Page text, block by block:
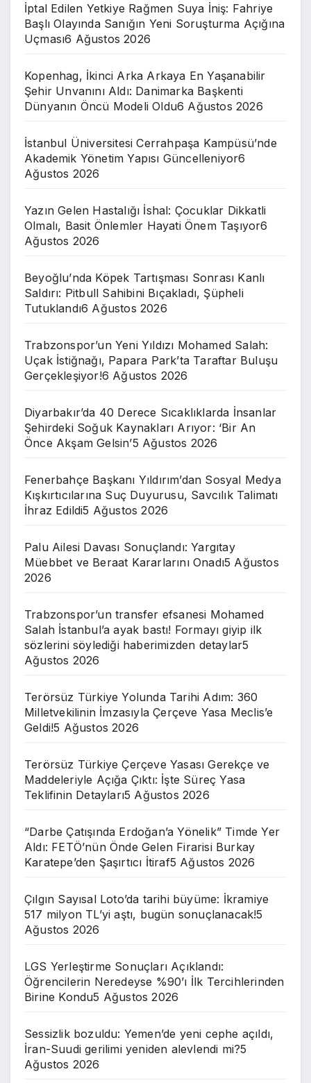
İptal Edilen Yetkiye Rağmen Suya İniş: Fahriye
Başlı Olayında Sanığın Yeni Soruşturma Açığına
Uçması6 Ağustos 2026
Kopenhag, İkinci Arka Arkaya En Yaşanabilir
Şehir Unvanını Aldı: Danimarka Başkenti
Dünyanın Öncü Modeli Oldu6 Ağustos 2026
İstanbul Üniversitesi Cerrahpaşa Kampüsü’nde
Akademik Yönetim Yapısı Güncelleniyor6
Ağustos 2026
Yazın Gelen Hastalığı İshal: Çocuklar Dikkatli
Olmalı, Basit Önlemler Hayati Önem Taşıyor6
Ağustos 2026
Beyoğlu’nda Köpek Tartışması Sonrası Kanlı
Saldırı: Pitbull Sahibini Bıçakladı, Şüpheli
Tutuklandı6 Ağustos 2026
Trabzonspor’un Yeni Yıldızı Mohamed Salah:
Uçak İstiğnağı, Papara Park’ta Taraftar Buluşu
Gerçekleşiyor!6 Ağustos 2026
Diyarbakır’da 40 Derece Sıcaklıklarda İnsanlar
Şehirdeki Soğuk Kaynakları Arıyor: ‘Bir An
Önce Akşam Gelsin’5 Ağustos 2026
Fenerbahçe Başkanı Yıldırım’dan Sosyal Medya
Kışkırtıcılarına Suç Duyurusu, Savcılık Talimatı
İhraz Edildi5 Ağustos 2026
Palu Ailesi Davası Sonuçlandı: Yargıtay
Müebbet ve Beraat Kararlarını Onadı5 Ağustos
2026
Trabzonspor’un transfer efsanesi Mohamed
Salah İstanbul’a ayak bastı! Formayı giyip ilk
sözlerini söylediği haberimizden detaylar5
Ağustos 2026
Terörsüz Türkiye Yolunda Tarihi Adım: 360
Milletvekilinin İmzasıyla Çerçeve Yasa Meclis’e
Geldi!5 Ağustos 2026
Terörsüz Türkiye Çerçeve Yasası Gerekçe ve
Maddeleriyle Açığa Çıktı: İşte Süreç Yasa
Teklifinin Detayları5 Ağustos 2026
“Darbe Çatışında Erdoğan’a Yönelik” Timde Yer
Aldı: FETÖ’nün Önde Gelen Firarisi Burkay
Karatepe’den Şaşırtıcı İtiraf5 Ağustos 2026
Çılgın Sayısal Loto’da tarihi büyüme: İkramiye
517 milyon TL’yi aştı, bugün sonuçlanacak!5
Ağustos 2026
LGS Yerleştirme Sonuçları Açıklandı:
Öğrencilerin Neredeyse %90’ı İlk Tercihlerinden
Birine Kondu5 Ağustos 2026
Sessizlik bozuldu: Yemen’de yeni cephe açıldı,
İran-Suudi gerilimi yeniden alevlendi mi?5
Ağustos 2026